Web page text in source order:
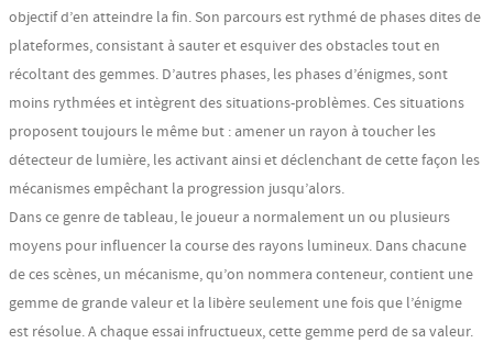
objectif d’en atteindre la fin. Son parcours est rythmé de phases dites de
plateformes, consistant à sauter et esquiver des obstacles tout en
récoltant des gemmes. D’autres phases, les phases d’énigmes, sont
moins rythmées et intègrent des situations-problèmes. Ces situations
proposent toujours le même but : amener un rayon à toucher les
détecteur de lumière, les activant ainsi et déclenchant de cette façon les
mécanismes empêchant la progression jusqu’alors.
Dans ce genre de tableau, le joueur a normalement un ou plusieurs
moyens pour influencer la course des rayons lumineux. Dans chacune
de ces scènes, un mécanisme, qu’on nommera conteneur, contient une
gemme de grande valeur et la libère seulement une fois que l’énigme
est résolue. A chaque essai infructueux, cette gemme perd de sa valeur.